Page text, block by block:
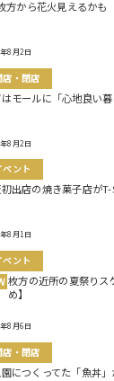
方から花火見えるかも
8月2日
店・閉店
はモールに「心地良い
8月2日
ベント
出店の焼き菓子店がT-
8月1日
ベント
枚方の近所の夏祭りス
め】
8月6日
店・閉店
につくってた「魚丼